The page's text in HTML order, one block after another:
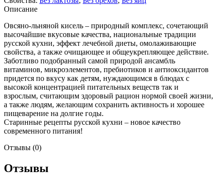
Описание
Овсяно-льняной кисель – природный комплекс, сочетающий
высочайшие вкусовые качества, национальные традиции
русской кухни, эффект лечебной диеты, омолаживающие
свойства, а также очищающее и общеукрепляющее действие.
Заботливо подобранный самой природой ансамбль
витаминов, микроэлементов, пребиотиков и антиоксидантов
придется по вкусу как детям, нуждающимся в блюдах с
высокой концентрацией питательных веществ так и
взрослым, считающим здоровый рацион нормой своей жизни,
а также людям, желающим сохранить активность и хорошее
пищеварение на долгие годы.
Старинные рецепты русской кухни – новое качество
современного питания!
Отзывы (0)
Отзывы